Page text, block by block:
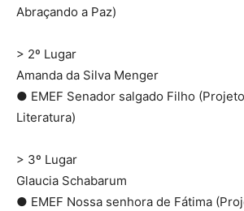
Abraçando a Paz)
> 2º Lugar
Amanda da Silva Menger
● EMEF Senador salgado Filho
Literatura)
> 3º Lugar
Glaucia Schabarum
● EMEF Nossa senhora de Fátima